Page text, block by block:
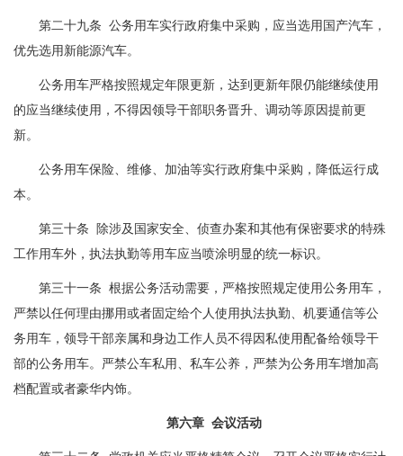
第二十九条 公务用车实行政府集中采购，应当选用国产汽车，
优先选用新能源汽车。
公务用车严格按照规定年限更新，达到更新年限仍能继续使用
的应当继续使用，不得因领导干部职务晋升、调动等原因提前更
新。
公务用车保险、维修、加油等实行政府集中采购，降低运行成
本。
第三十条 除涉及国家安全、侦查办案和其他有保密要求的特殊
工作用车外，执法执勤等用车应当喷涂明显的统一标识。
第三十一条 根据公务活动需要，严格按照规定使用公务用车，
严禁以任何理由挪用或者固定给个人使用执法执勤、机要通信等公
务用车，领导干部亲属和身边工作人员不得因私使用配备给领导干
部的公务用车。严禁公车私用、私车公养，严禁为公务用车增加高
档配置或者豪华内饰。
第六章 会议活动